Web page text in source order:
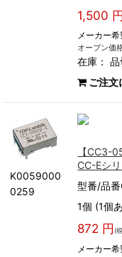
1,500 円
メーカー
オープン価
在庫：品
ご注文
K0059000
0259
【CC3-
CC-Eシ
型番/品
1個 (1個
872 円 (
メーカー